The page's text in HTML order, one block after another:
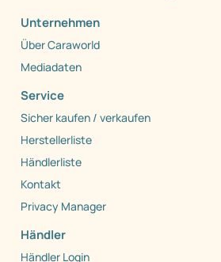
Unternehmen
Über Caraworld
Mediadaten
Service
Sicher kaufen / verkaufen
Herstellerliste
Händlerliste
Kontakt
Privacy Manager
Händler
Händler Login